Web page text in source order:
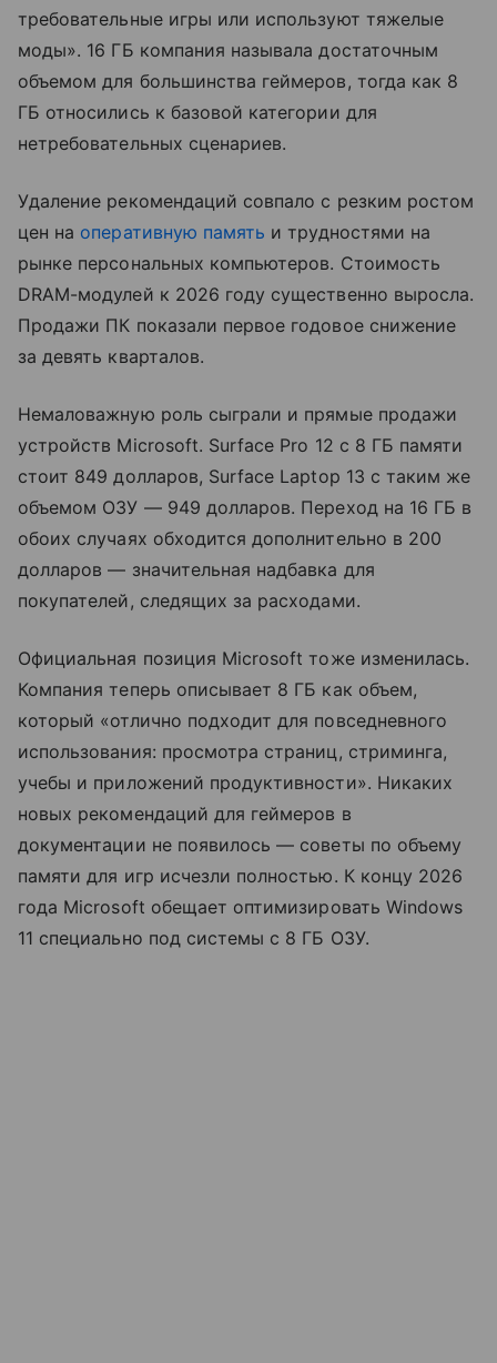
требовательные игры или используют тяжелые
моды». 16 ГБ компания называла достаточным
объемом для большинства геймеров, тогда как 8
ГБ относились к базовой категории для
нетребовательных сценариев.
Удаление рекомендаций совпало с резким ростом
цен на оперативную память и трудностями на
рынке персональных компьютеров. Стоимость
DRAM-модулей к 2026 году существенно выросла.
Продажи ПК показали первое годовое снижение
за девять кварталов.
Немаловажную роль сыграли и прямые продажи
устройств Microsoft. Surface Pro 12 с 8 ГБ памяти
стоит 849 долларов, Surface Laptop 13 с таким же
объемом ОЗУ — 949 долларов. Переход на 16 ГБ в
обоих случаях обходится дополнительно в 200
долларов — значительная надбавка для
покупателей, следящих за расходами.
Официальная позиция Microsoft тоже изменилась.
Компания теперь описывает 8 ГБ как объем,
который «отлично подходит для повседневного
использования: просмотра страниц, стриминга,
учебы и приложений продуктивности». Никаких
новых рекомендаций для геймеров в
документации не появилось — советы по объему
памяти для игр исчезли полностью. К концу 2026
года Microsoft обещает оптимизировать Windows
11 специально под системы с 8 ГБ ОЗУ.